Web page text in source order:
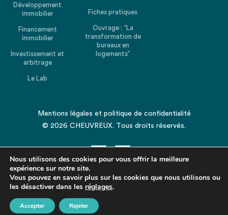
Partagez cet article
Développement
immobilier
Financement
immobilier
Investissement et
arbitrage
Le Lab
Fiches pratiques
Ouvrage : “La
transformation de
bureaux en
logements”
Mentions légales et politique de confidentialité
© 2026 CHEUVREUX. Tous droits réservés.
Revenir en haut de la page
Nous utilisons des cookies pour vous offrir la meilleure
expérience sur notre site.
Vous pouvez en savoir plus sur les cookies que nous utilisons ou
les désactiver dans les réglages.
Accepter Rejeter